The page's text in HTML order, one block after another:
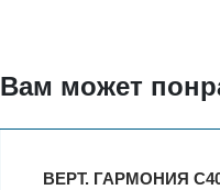
Вам может
ВЕРТ. ГАРМОНИЯ С40